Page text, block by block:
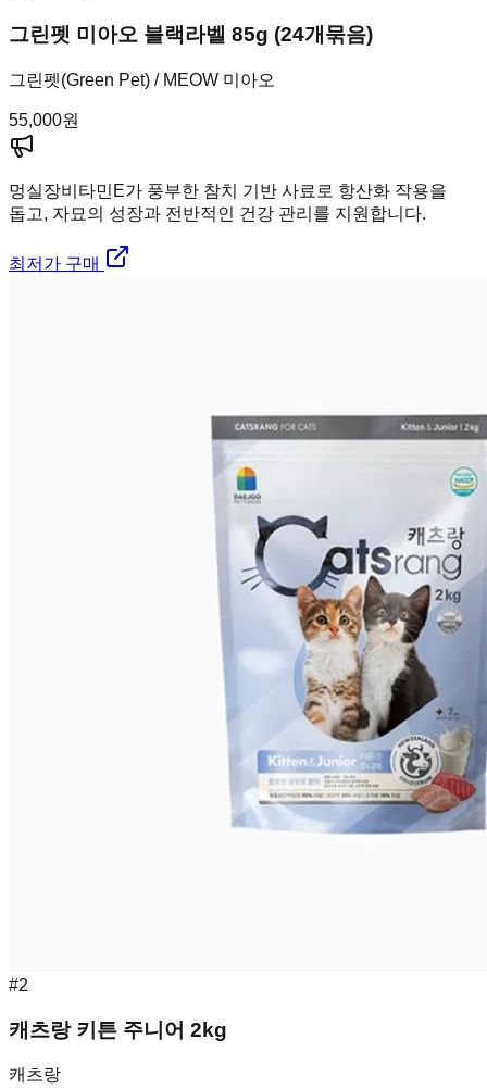
그린펫 미아오 블랙라벨 85g (24개묶음)
그린펫(Green Pet) / MEOW 미아오
55,000원
멍실장비타민E가 풍부한 참치 기반 사료로 항산화 작용을
돕고, 자묘의 성장과 전반적인 건강 관리를 지원합니다.
최저가 구매
#2
캐츠랑 키튼 주니어 2kg
캐츠랑